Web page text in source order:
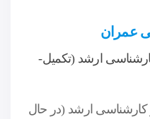
عمران
ارشد (تکمیل-
کارشناسی ارشد (در حال